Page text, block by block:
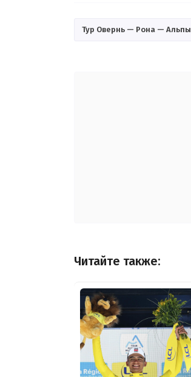
Тур Овернь — Рона — Альпы
Читайте также: